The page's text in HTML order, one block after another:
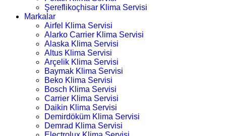
Şereflikoçhisar Klima Servisi
Markalar
Airfel Klima Servisi
Alarko Carrier Klima Servisi
Alaska Klima Servisi
Altus Klima Servisi
Arçelik Klima Servisi
Baymak Klima Servisi
Beko Klima Servisi
Bosch Klima Servisi
Carrier Klima Servisi
Daikin Klima Servisi
Demirdöküm Klima Servisi
Demrad Klima Servisi